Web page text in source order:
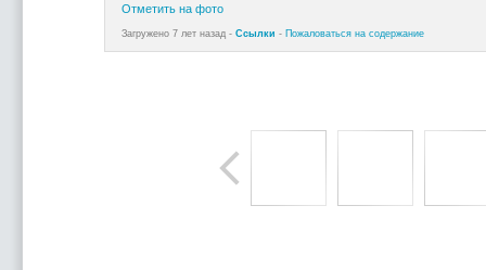
Отметить на фото
Загружено 7 лет назад - Ссылки - Пожаловаться на содержание